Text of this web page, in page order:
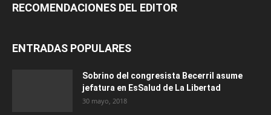
RECOMENDACIONES DEL EDITOR
ENTRADAS POPULARES
Sobrino del congresista Becerril asume
jefatura en EsSalud de La Libertad
30 mayo, 2018